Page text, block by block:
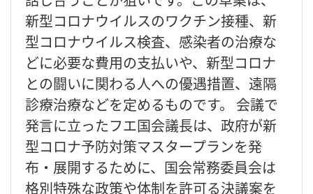
新型コロナウイルスのワクチン接種、新
型コロナウイルス検査、感染者の治療な
どに必要な費用の支払いや、新型コロナ
との闘いに関わる人への優遇措置、遠隔
診療治療などを定めるものです。 会議で
発言に立ったフエ国会議長は、政府が新
型コロナ予防対策マスタープランを発
布・展開するために、国会常務委員会は
格別特殊な政策や体制を許可る決議案を